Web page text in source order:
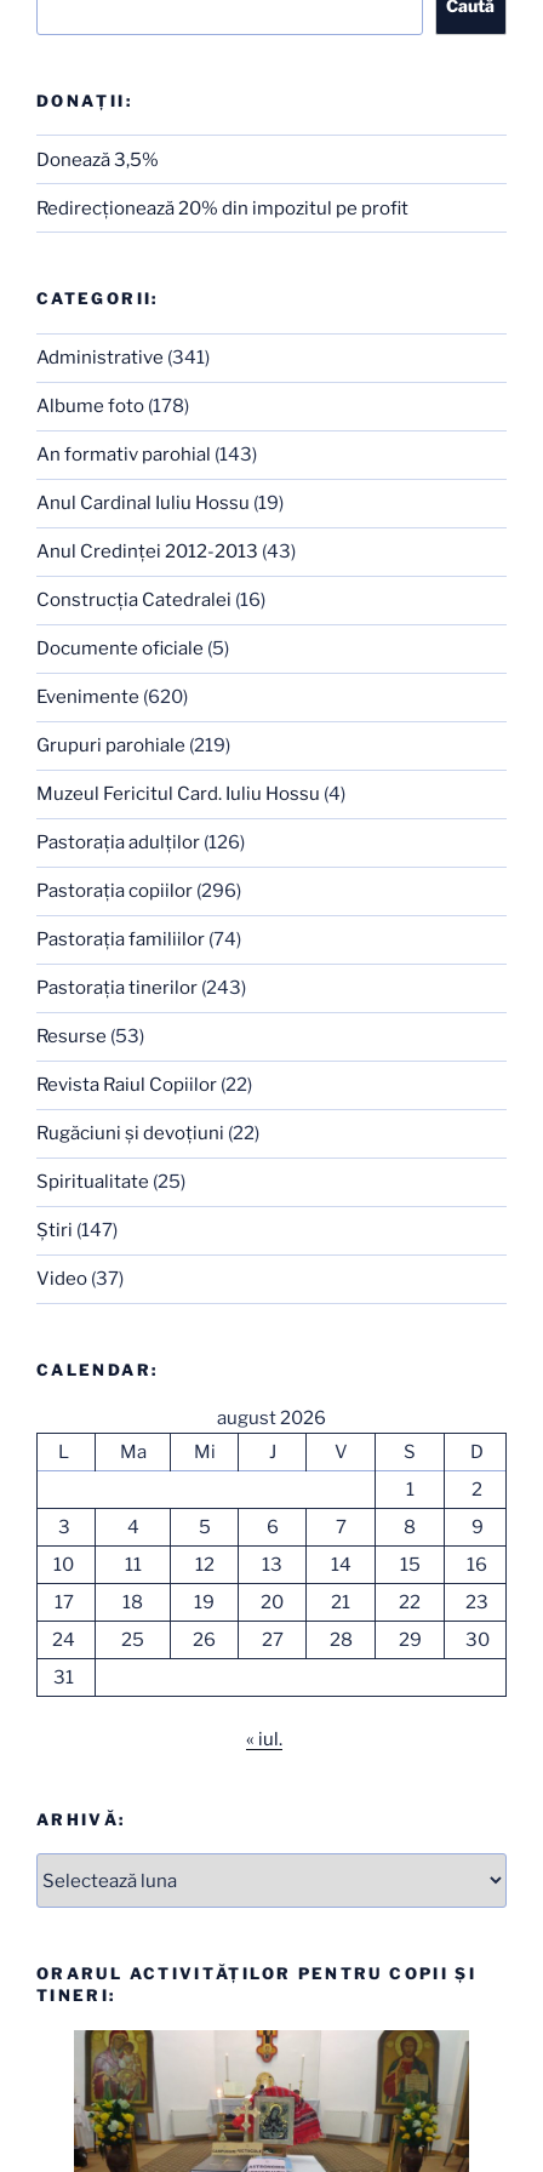
Caută
DONAȚII:
Donează 3,5%
Redirecţionează 20% din impozitul pe profit
CATEGORII:
Administrative (341)
Albume foto (178)
An formativ parohial (143)
Anul Cardinal Iuliu Hossu (19)
Anul Credinţei 2012-2013 (43)
Construcţia Catedralei (16)
Documente oficiale (5)
Evenimente (620)
Grupuri parohiale (219)
Muzeul Fericitul Card. Iuliu Hossu (4)
Pastoraţia adulţilor (126)
Pastoraţia copiilor (296)
Pastoraţia familiilor (74)
Pastoraţia tinerilor (243)
Resurse (53)
Revista Raiul Copiilor (22)
Rugăciuni şi devoţiuni (22)
Spiritualitate (25)
Ştiri (147)
Video (37)
CALENDAR:
august 2026
L
Ma Mi J V S
D
1
2
3
4 5 6 7 8
9
10
11 12 13 14 15
16
17
18 19 20 21 22
23
24
25 26 27 28 29
30
31
« iul.
ARHIVĂ:
ORARUL ACTIVITĂȚILOR PENTRU COPII ȘI
TINERI: